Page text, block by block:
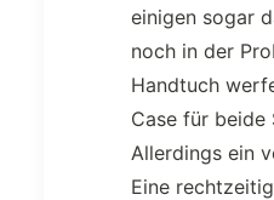
einigen sogar
noch in der
Handtuch
Case für beide
Allerdings ein
Eine